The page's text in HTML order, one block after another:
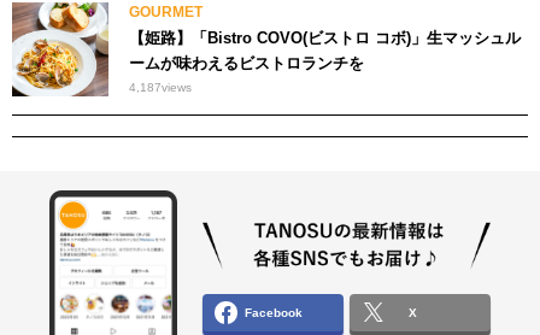
GOURMET
【姫路】「Bistro COVO(ビストロ コボ)」生マッシュル
ームが味わえるビストロランチを
4,187views
Facebook X